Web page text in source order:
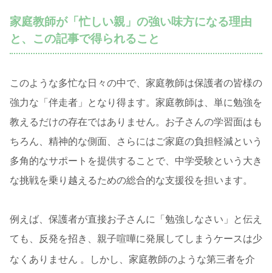
家庭教師が「忙しい親」の強い味方になる理由
と、この記事で得られること
このような多忙な日々の中で、家庭教師は保護者の皆様の
強力な「伴走者」となり得ます。家庭教師は、単に勉強を
教えるだけの存在ではありません。お子さんの学習面はも
ちろん、精神的な側面、さらにはご家庭の負担軽減という
多角的なサポートを提供することで、中学受験という大き
な挑戦を乗り越えるための総合的な支援役を担います。
例えば、保護者が直接お子さんに「勉強しなさい」と伝え
ても、反発を招き、親子喧嘩に発展してしまうケースは少
なくありません 。しかし、家庭教師のような第三者を介